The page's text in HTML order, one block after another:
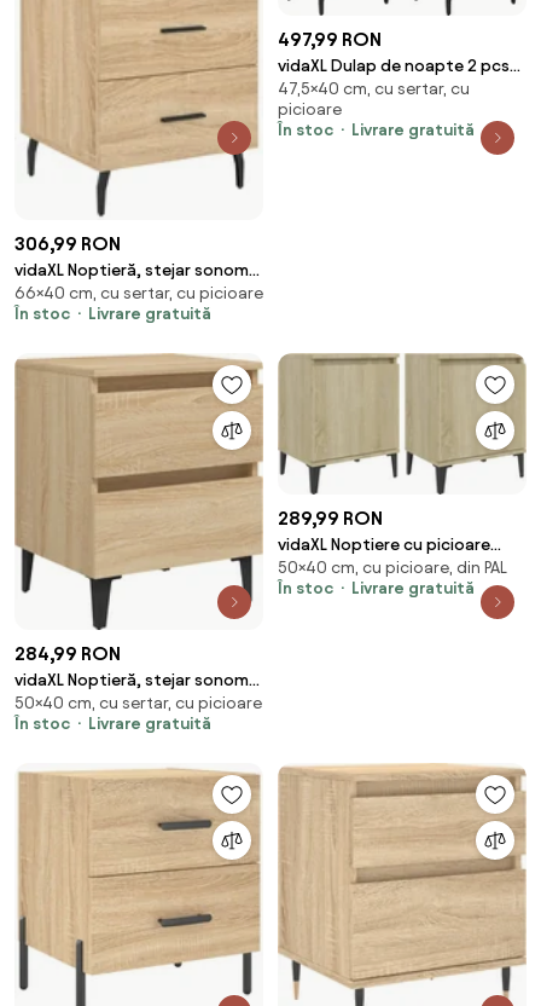
306,99 RON
vidaXL Noptieră, stejar sonoma,
40x40x66 cm, lemn compozit
66×40 cm, cu sertar, cu picioare
În stoc
Livrare gratuită
497,99 RON
vidaXL Dulap de noapte 2 pcs
Stejar Artizanal 40 x 35 x 47,5
cm
47,5×40 cm, cu sertar, cu
picioare
În stoc
Livrare gratuită
284,99 RON
vidaXL Noptieră, stejar sonoma,
40x35x50 cm, PAL
50×40 cm, cu sertar, cu picioare
În stoc
Livrare gratuită
289,99 RON
vidaXL Noptiere cu picioare
metal, stejar sonoma,
40x30x50 cm
50×40 cm, cu picioare, din PAL
În stoc
Livrare gratuită